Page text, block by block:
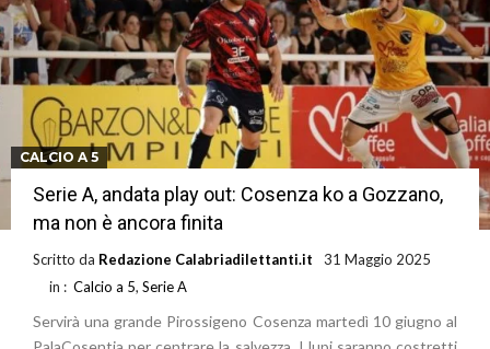
CALCIO A 5
Serie A, andata play out: Cosenza ko a Gozzano,
ma non è ancora finita
Scritto da Redazione Calabriadilettanti.it
31 Maggio 2025
in : Calcio a 5, Serie A
Servirà una grande Pirossigeno Cosenza martedì 10 giugno al